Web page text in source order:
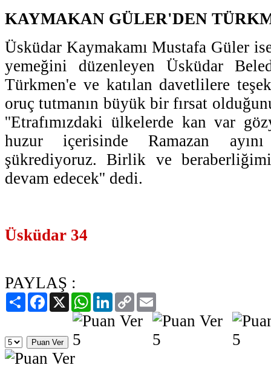
KAYMAKAN GÜLER'DEN
Üsküdar Kaymakamı Mustafa Güler
yemeğini düzenleyen Üsküdar
Türkmen'e ve katılan davetlilere
oruç tutmanın büyük bir fırsat
''Etrafımızdaki ülkelerde kan var
huzur içerisinde Ramazan ayını
şükrediyoruz. Birlik ve
devam edecek'' dedi.
Üsküdar 34
PAYLAŞ :
PaylaşFacebook
X WhatsAppLinkedIn
Copy
Link